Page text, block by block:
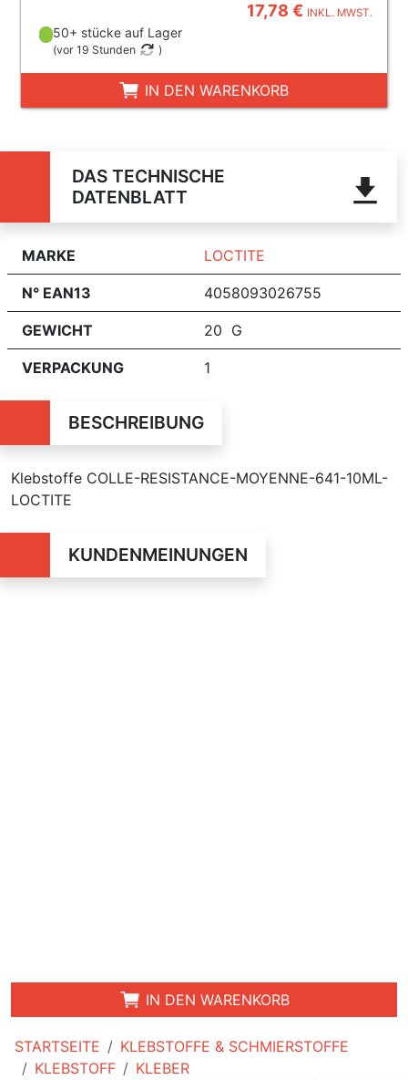
STARTSEITE
KLEBSTOFFE & SCHMIERSTOFFE
KLEBSTOFF
KLEBER
17,78 € INKL. MWST.
50+ stücke auf Lager
(vor 19 Stunden )
IN DEN WARENKORB
DAS TECHNISCHE
DATENBLATT
MARKE LOCTITE
N° EAN13 4058093026755
GEWICHT 20 G
VERPACKUNG 1
BESCHREIBUNG
Klebstoffe COLLE-RESISTANCE-MOYENNE-641-10ML-
LOCTITE
KUNDENMEINUNGEN
IN DEN WARENKORB